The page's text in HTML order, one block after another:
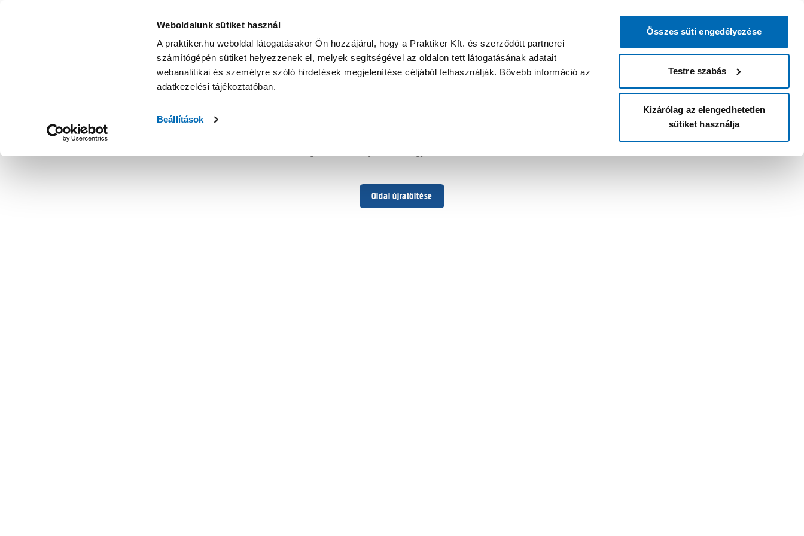
Weboldalunk sütiket használ
A praktiker.hu weboldal látogatásakor Ön hozzájárul, hogy a Praktiker Kft. és szerződött partnerei
számítógépén sütiket helyezzenek el, melyek segítségével az oldalon tett látogatásának adatait
webanalitikai és személyre szóló hirdetések megjelenítése céljából felhasználják. Bővebb információ az
adatkezelési tájékoztatóban.
Beállítások
Összes süti engedélyezése
Testre szabás
Kizárólag az elengedhetetlen
sütiket használja
Oldal újratöltése